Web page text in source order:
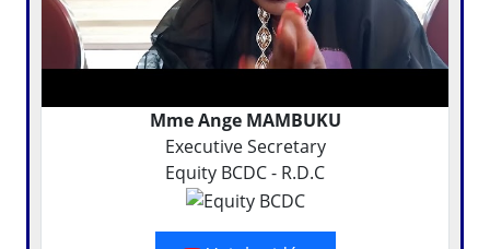
Mme Ange MAMBUKU
Executive Secretary
Equity BCDC - R.D.C